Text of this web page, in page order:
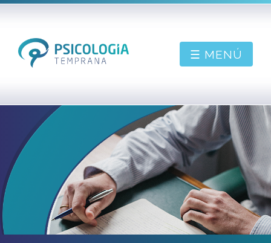
☰ MENÚ
PIDE CONSULTA
BIENVENIDO
SOBRE MÍ
CONTACTAR
BLOG